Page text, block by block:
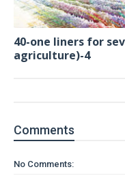
40-one liners for
agriculture)-4
Comments
No Comments: